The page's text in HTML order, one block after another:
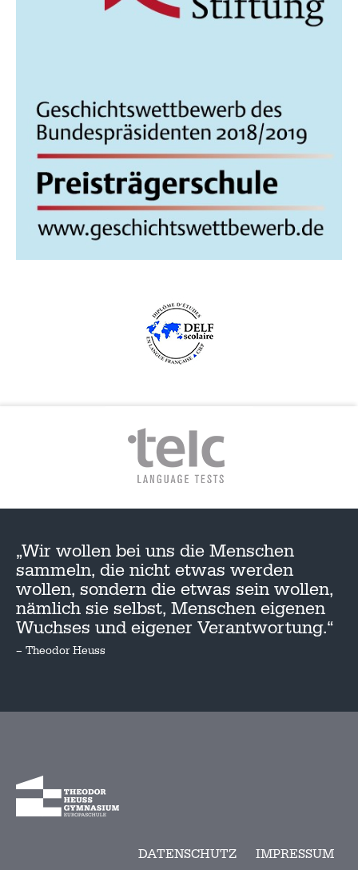
„Wir wollen bei uns die Menschen
sammeln, die nicht etwas werden
wollen, sondern die etwas sein wollen,
nämlich sie selbst, Menschen eigenen
Wuchses und eigener Verantwortung.“
– Theodor Heuss
DATENSCHUTZ IMPRESSUM